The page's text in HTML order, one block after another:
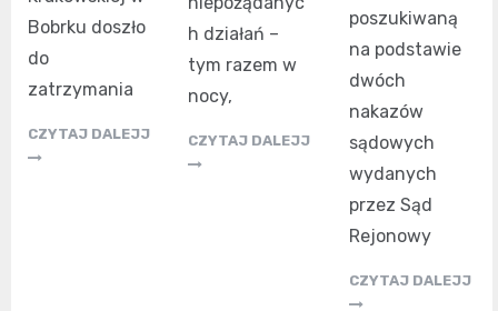
Bobrku doszło
do
zatrzymania
CZYTAJ DALEJJ
h działań –
tym razem w
nocy,
CZYTAJ DALEJJ
poszukiwaną
na podstawie
dwóch
nakazów
sądowych
wydanych
przez Sąd
Rejonowy
CZYTAJ DALEJJ